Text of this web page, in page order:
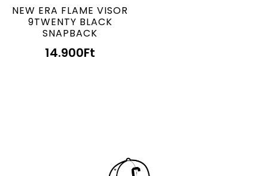
NEW ERA FLAME VISOR
9TWENTY BLACK
SNAPBACK
14.900Ft